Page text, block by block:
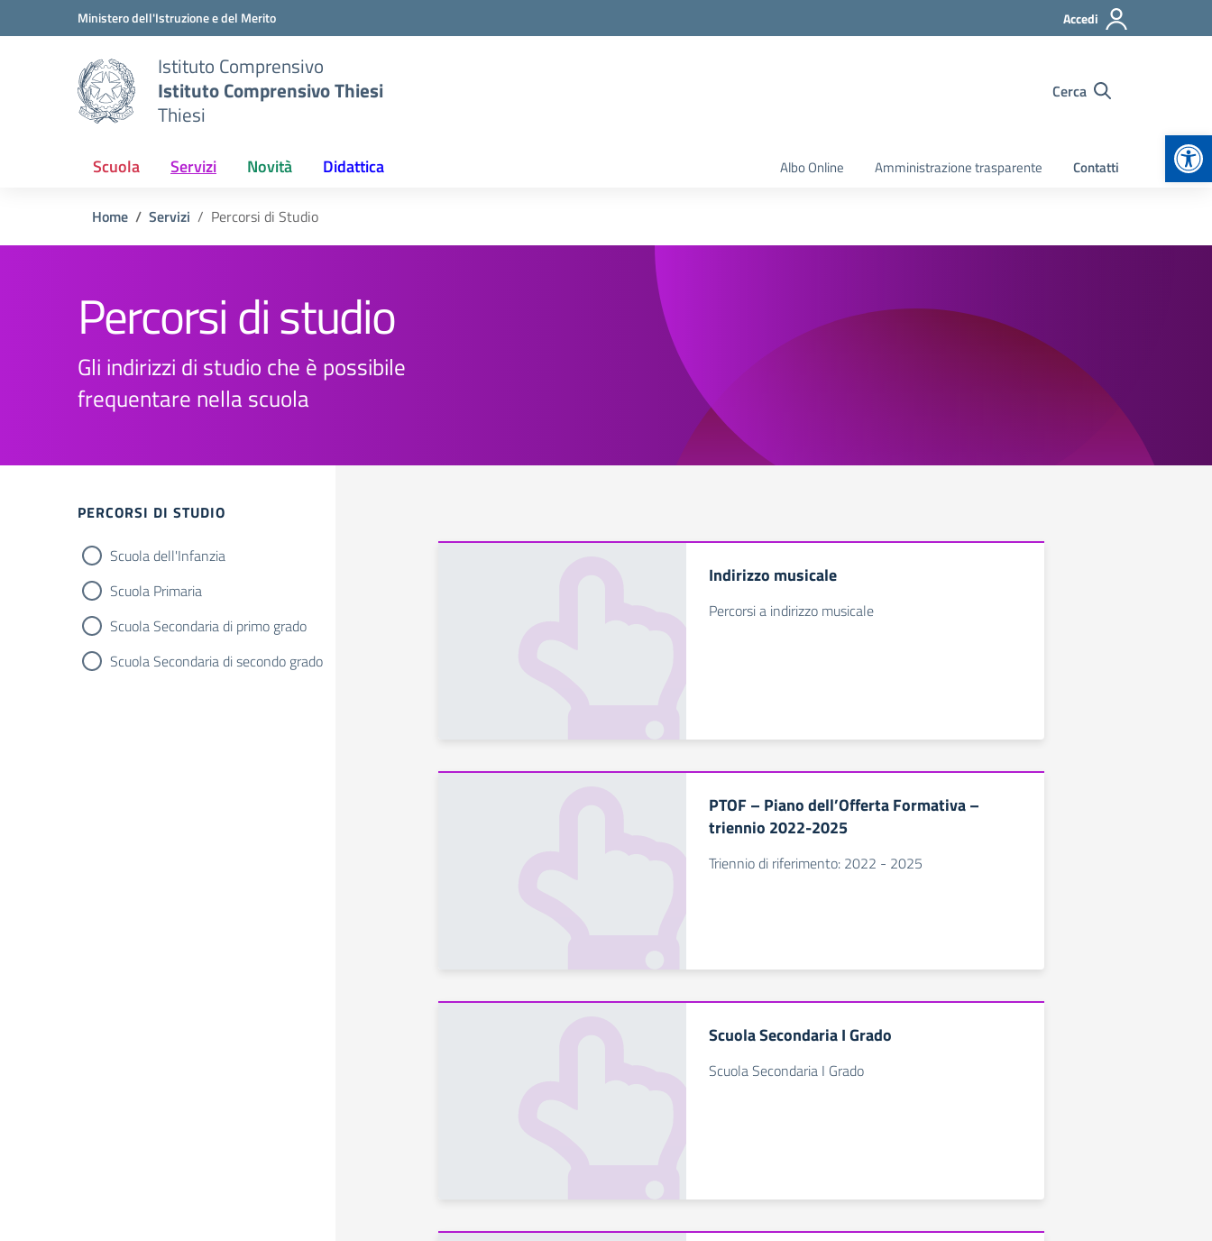
Vai ai contenuti
Vai al menu di navigazioneMinistero dell'Istruzione e del Merito Accedi
Istituto Comprensivo
Istituto Comprensivo Thiesi
Thiesi
Cerca
Scuola Servizi Novità Didattica Albo Online Amministrazione trasparente Contatti
Home Servizi Percorsi di Studio
Percorsi di studio
Gli indirizzi di studio che è possibile
frequentare nella scuola
Filtri
PERCORSI DI STUDIO
Scuola dell'Infanzia
Scuola Primaria
Scuola Secondaria di primo grado
Scuola Secondaria di secondo grado
Indirizzo musicale
Percorsi a indirizzo musicale
PTOF – Piano dell’Offerta Formativa –
triennio 2022-2025
Triennio di riferimento: 2022 - 2025
Scuola Secondaria I Grado
Scuola Secondaria I Grado